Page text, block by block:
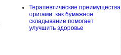
Терапевтические преимущества
оригами: как бумажное
складывание помогает
улучшить здоровье